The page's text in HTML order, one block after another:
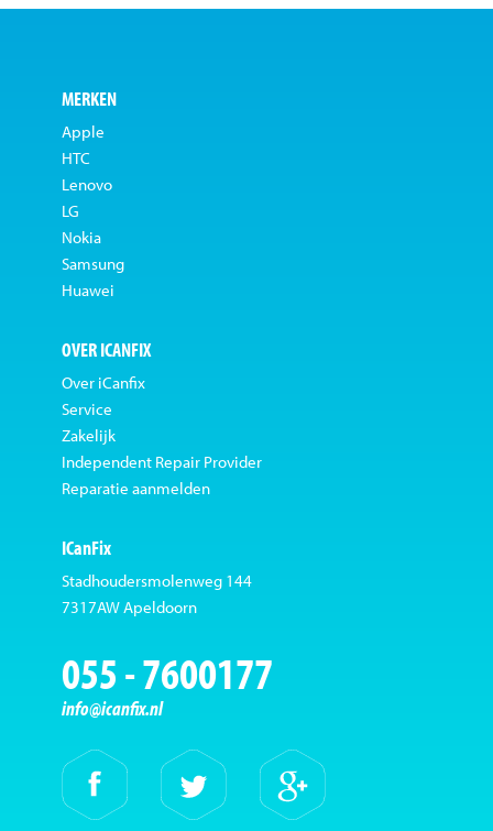
MERKEN
Apple
HTC
Lenovo
LG
Nokia
Samsung
Huawei
OVER ICANFIX
Over iCanfix
Service
Zakelijk
Independent Repair Provider
Reparatie aanmelden
ICanFix
Stadhoudersmolenweg 144
7317AW Apeldoorn
055 - 7600177
info@icanfix.nl